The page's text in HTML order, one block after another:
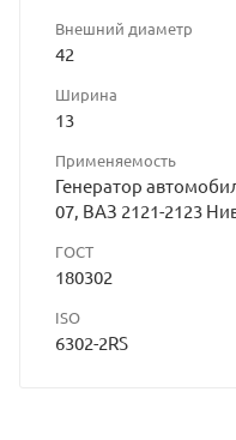
Внешний диаметр
42
Ширина
13
Применяемость
Генератор
07, ВАЗ 2121-2123
ГОСТ
180302
ISO
6302-2RS